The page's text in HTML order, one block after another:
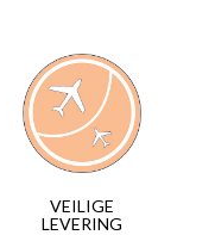
VEILIGE
LEVERING